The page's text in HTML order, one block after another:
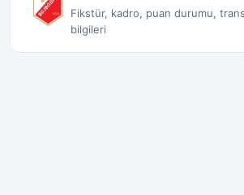
Fikstür, kadro, puan durumu,
bilgileri